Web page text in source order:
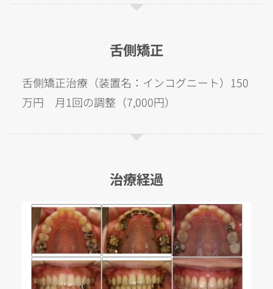
舌側矯正
舌側矯正治療（装置名：インコグニート）150
万円 月1回の調整（7,000円）
治療経過